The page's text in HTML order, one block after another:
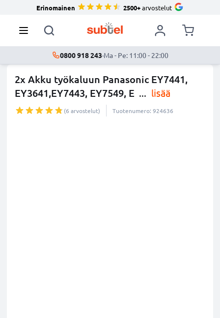
Erinomainen 2500+arvostelut
0800 918 243·Ma - Pe: 11:00 - 22:00
2x Akku työkaluun Panasonic EY7441,
EY3641,EY7443, EY7549, E ... lisää
(6 arvostelut) Tuotenumero: 924636